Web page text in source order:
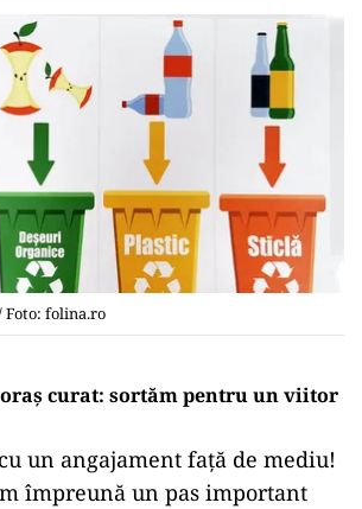
Foto: folina.ro
curat: sortăm pentru un viitor
un angajament față de mediu!
împreună un pas important